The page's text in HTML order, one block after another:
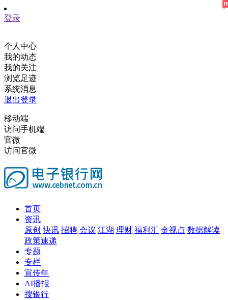
登录
个人中心
我的动态
我的关注
浏览足迹
系统消息
退出登录
移动端
访问手机端
官微
访问官微
首页
资讯
原创 快讯 招聘 会议 江湖 理财 福利汇 金视点 数据解读
政策速递
专题
专栏
宣传年
AI播报
搜银行